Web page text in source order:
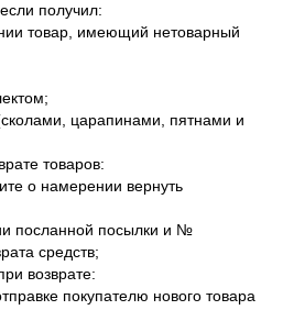
получил:
товар, имеющий нетоварный
царапинами, пятнами и
товаров:
о намерении вернуть
посланной посылки и №
средств;
возврате:
покупателю нового товара